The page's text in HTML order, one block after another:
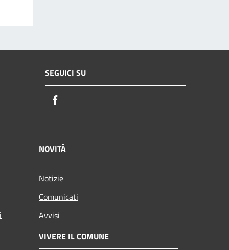
SEGUICI SU
NOVITÀ
Notizie
Comunicati
Avvisi
VIVERE IL COMUNE